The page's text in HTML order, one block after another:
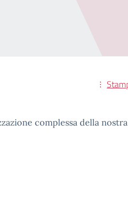
complessa della